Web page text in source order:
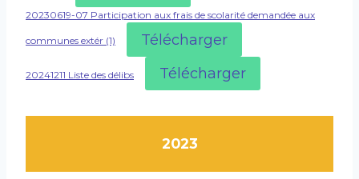
20230619-07 Participation aux frais de scolarité demandée aux
communes extér (1) Télécharger
20241211 Liste des délibs Télécharger
2023